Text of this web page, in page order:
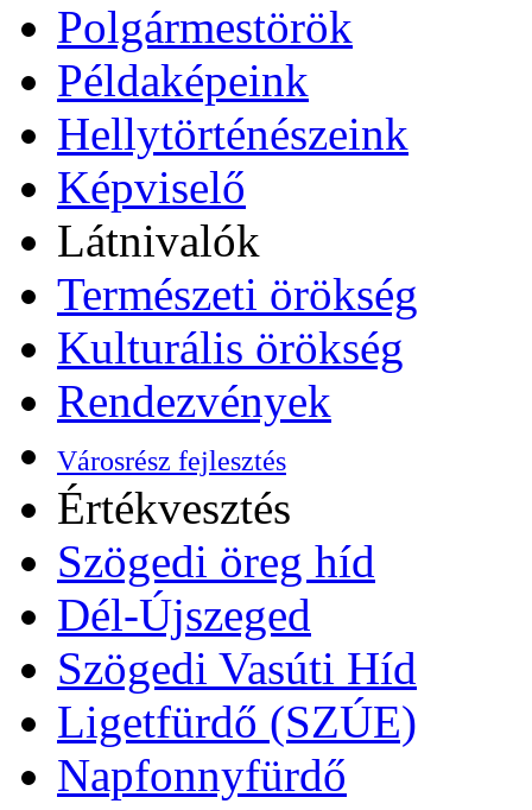
Polgármestörök
Példaképeink
Hellytörténészeink
Képviselő
Látnivalók
Természeti örökség
Kulturális örökség
Rendezvények
Városrész fejlesztés
Értékvesztés
Szögedi öreg híd
Dél-Újszeged
Szögedi Vasúti Híd
Ligetfürdő (SZÚE)
Napfonnyfürdő